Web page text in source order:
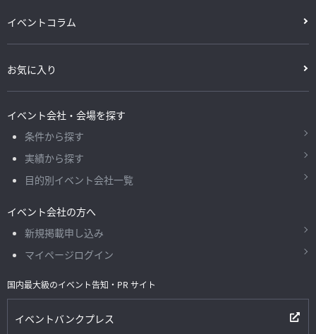
イベントコラム
お気に入り
イベント会社・会場を探す
条件から探す
実績から探す
目的別イベント会社一覧
イベント会社の方へ
新規掲載申し込み
マイページログイン
国内最大級のイベント告知・PR サイト
イベントバンクプレス